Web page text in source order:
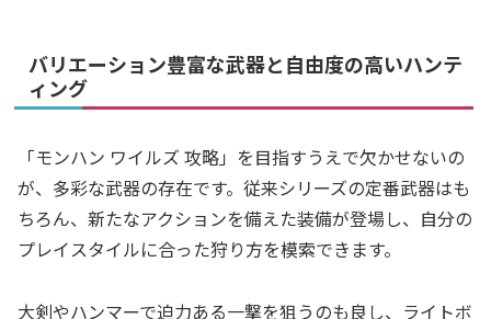
バリエーション豊富な武器と自由度の高いハンテ
ィング
「モンハン ワイルズ 攻略」を目指すうえで欠かせないの
が、多彩な武器の存在です。従来シリーズの定番武器はも
ちろん、新たなアクションを備えた装備が登場し、自分の
プレイスタイルに合った狩り方を模索できます。
大剣やハンマーで迫力ある一撃を狙うのも良し、ライトボ